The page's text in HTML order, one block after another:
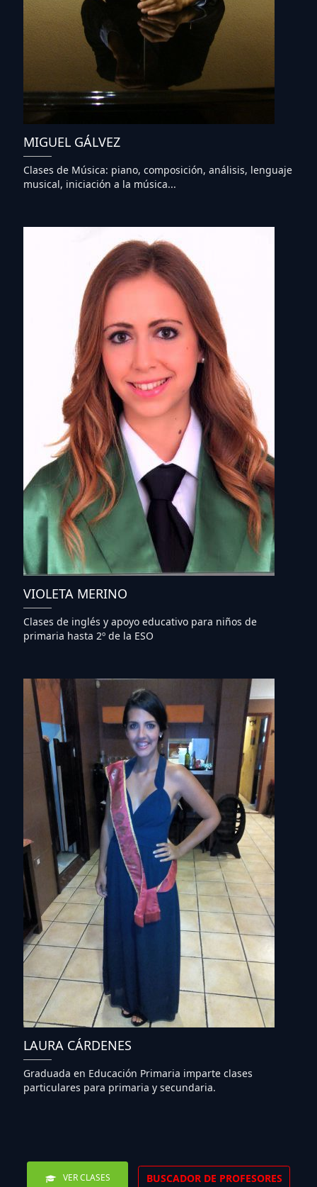
MIGUEL GÁLVEZ
Clases de Música: piano, composición, análisis, lenguaje
musical, iniciación a la música...
VIOLETA MERINO
Clases de inglés y apoyo educativo para niños de
primaria hasta 2º de la ESO
LAURA CÁRDENES
Graduada en Educación Primaria imparte clases
particulares para primaria y secundaria.
VER CLASES BUSCADOR DE PROFESORES